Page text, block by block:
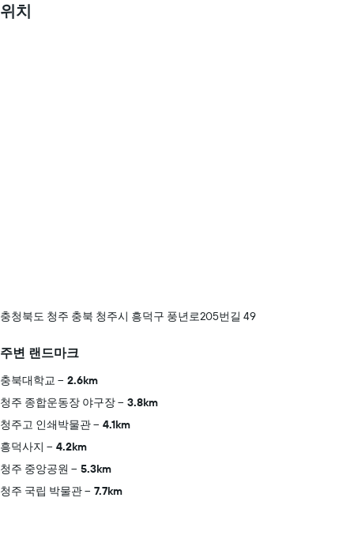
위치
충청북도 청주 충북 청주시 흥덕구 풍년로205번길 49
주변 랜드마크
충북대학교
2.6km
청주 종합운동장 야구장
3.8km
청주고 인쇄박물관
4.1km
흥덕사지
4.2km
청주 중앙공원
5.3km
청주 국립 박물관
7.7km